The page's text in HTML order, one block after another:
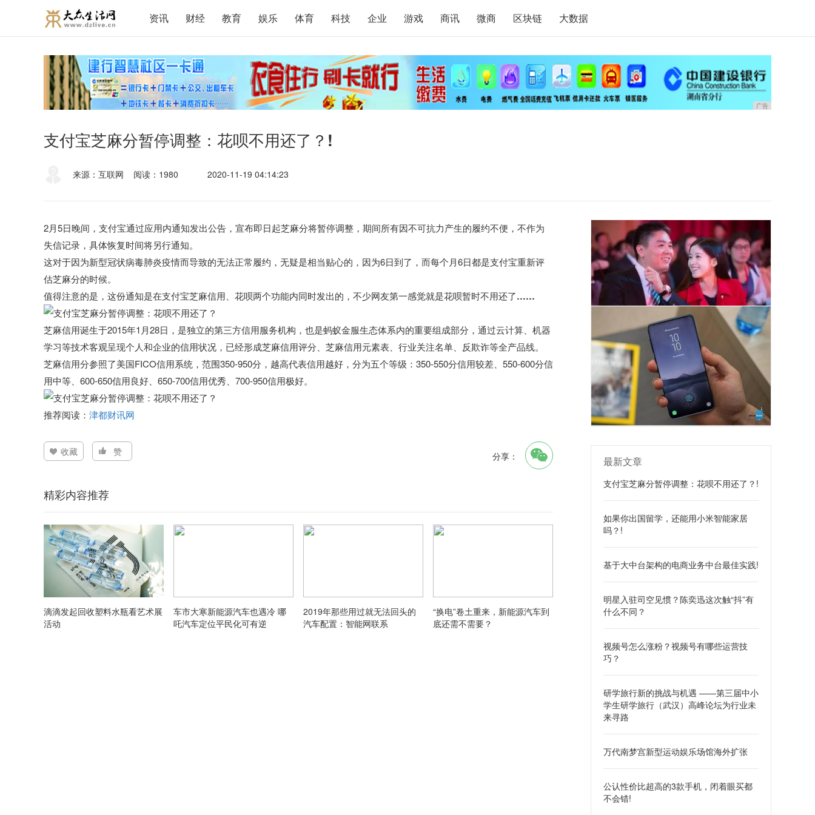
资讯 财经 教育 娱乐 体育 科技 企业 游戏 商讯 微商 区块链 大数据
广告
支付宝芝麻分暂停调整：花呗不用还了？!
来源：互联网 阅读：1980 2020-11-19 04:14:23
2月5日晚间，支付宝通过应用内通知发出公告，宣布即日起芝麻分将暂停调整，期间所有因不可抗力产生的履约不便，不作为
失信记录，具体恢复时间将另行通知。
这对于因为新型冠状病毒肺炎疫情而导致的无法正常履约，无疑是相当贴心的，因为6日到了，而每个月6日都是支付宝重新评
估芝麻分的时候。
值得注意的是， 这份通知是在支付宝芝麻信用、花呗两个功能内同时发出的，不少网友第一感觉就是花呗暂时不用还了……
芝麻信用诞生于2015年1月28日，是独立的第三方信用服务机构，也是蚂蚁金服生态体系内的重要组成部分，通过云计算、机器
学习等技术客观呈现个人和企业的信用状况，已经形成芝麻信用评分、芝麻信用元素表、行业关注名单、反欺诈等全产品线。
芝麻信用分参照了美国FICO信用系统，范围350-950分，越高代表信用越好，分为五个等级：350-550分信用较差、550-600分信
用中等、600-650信用良好、650-700信用优秀、700-950信用极好。
推荐阅读： 津都财讯网
收藏 赞 分享：
精彩内容推荐
滴滴发起回收塑料水瓶看艺术展
活动
车市大寒新能源汽车也遇冷 哪
吒汽车定位平民化可有逆
2019年那些用过就无法回头的
汽车配置：智能网联系
“换电”卷土重来，新能源汽车到
底还需不需要？
最新文章
支付宝芝麻分暂停调整：花呗不用还了？!
如果你出国留学，还能用小米智能家居
吗？!
基于大中台架构的电商业务中台最佳实践!
明星入驻司空见惯？陈奕迅这次触“抖”有
什么不同？
视频号怎么涨粉？视频号有哪些运营技
巧？
研学旅行新的挑战与机遇 ——第三届中小
学生研学旅行（武汉）高峰论坛为行业未
来寻路
万代南梦宫新型运动娱乐场馆海外扩张
公认性价比超高的3款手机，闭着眼买都
不会错!